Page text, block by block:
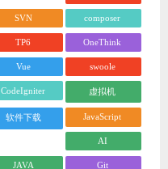
SVN composer
TP6 OneThink
Vue swoole
CodeIgniter 虚拟机
软件下载 JavaScript
AI
JAVA Git